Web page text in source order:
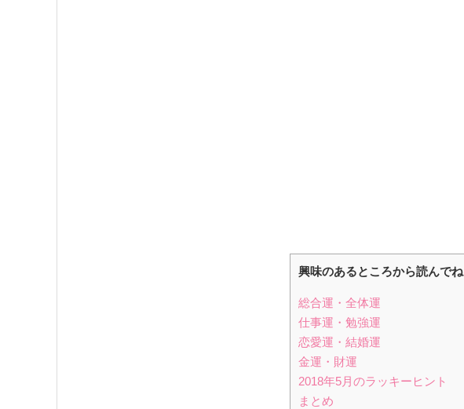
興味のあるところから読んでね
総合運・全体運
仕事運・勉強運
恋愛運・結婚運
金運・財運
2018年5月のラッキーヒント
まとめ